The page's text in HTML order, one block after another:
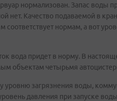
нормализован. Запас воды
нет. Качество подаваемой в
нормам, а вот
вода придет в норму. В
объектам четырьмя
загрязнения воды,
давления при запуске